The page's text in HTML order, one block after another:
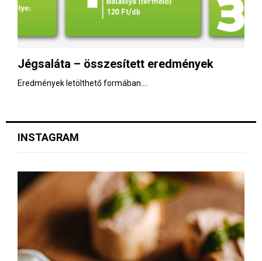
Jégsaláta – összesített eredmények
Eredmények letölthető formában....
INSTAGRAM